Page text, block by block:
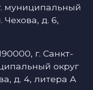
муниципальный
Чехова, д. 6,
г. Санкт-
округ
д. 4, литера А